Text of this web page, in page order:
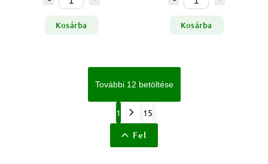
Kosárba Kosárba
További 12 betöltése
1 15
Fel